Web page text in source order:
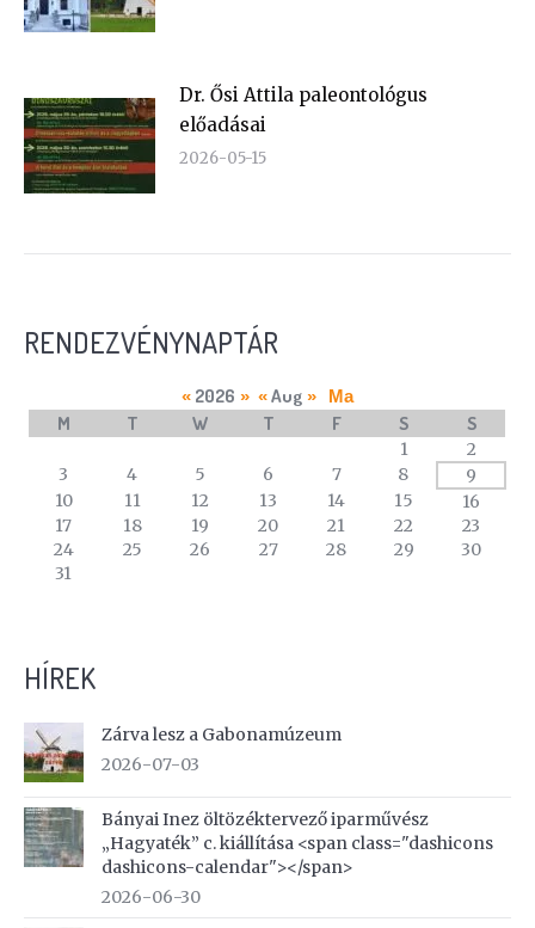
Dr. Ősi Attila paleontológus
előadásai
2026-05-15
RENDEZVÉNYNAPTÁR
calendar
events
« 2026 » « Aug » Ma
M T W T F S S
1
2
3
4 5 6 7 8
9
10
11 12 13 14 15
16
17
18 19 20 21 22
23
24
25 26 27 28 29
30
31
HÍREK
Zárva lesz a Gabonamúzeum
2026-07-03
Bányai Inez öltözéktervező iparművész
„Hagyaték” c. kiállítása <span class="dashicons
dashicons-calendar"></span>
2026-06-30